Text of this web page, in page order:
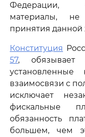
Федерации,
материалы,
принятия
Конституция
57, обязывает
взаимосвязи с
исключает
фискальные
обязанность
большем, чем